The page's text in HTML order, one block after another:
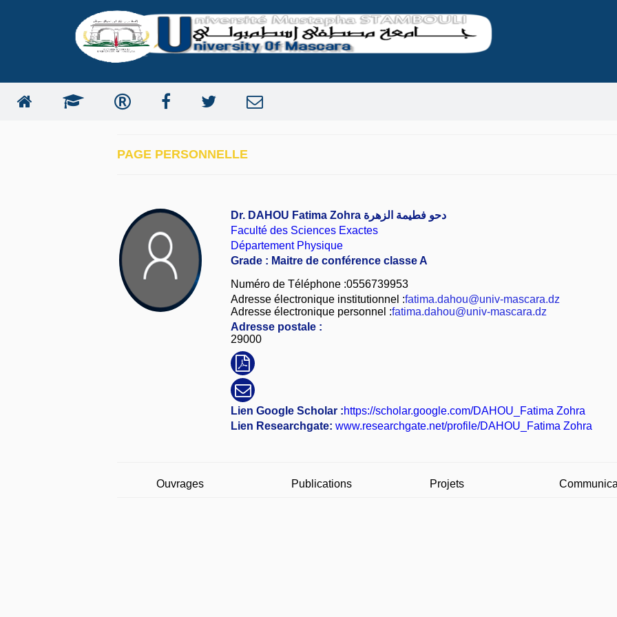
PAGE PERSONNELLE
Dr. DAHOU Fatima Zohra دحو فطيمة الزهرة
Faculté des Sciences Exactes
Département Physique
Grade : Maitre de conférence classe A
Numéro de Téléphone :0556739953
Adresse électronique institutionnel :fatima.dahou@univ-mascara.dz
Adresse électronique personnel :fatima.dahou@univ-mascara.dz
Adresse postale :
29000
Lien Google Scholar :https://scholar.google.com/DAHOU_Fatima Zohra
Lien Researchgate: www.researchgate.net/profile/DAHOU_Fatima Zohra
Ouvrages Publications Projets